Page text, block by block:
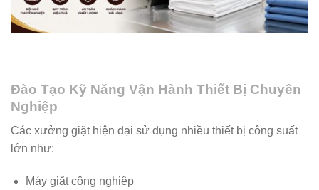
Đào Tạo Kỹ Năng Vận Hành Thiết Bị Chuyên
Nghiệp
Các xưởng giặt hiện đại sử dụng nhiều thiết bị công suất
lớn như:
Máy giặt công nghiệp